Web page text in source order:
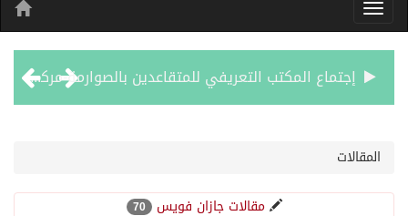
إجتماع المكتب التعريفي للمتقاعدين بالصوارمة-مركز الحكامية
“الشؤون الإسلامية” في جازان تنفذ أكثر من (48) ألف جولة رقابية على الجوامع والمساجد خلال شهر يوليو 2026م
المقالات
مقالات جازان فويس 70